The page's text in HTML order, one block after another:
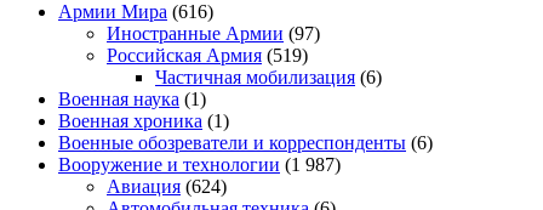
Армии Мира (616)
Иностранные Армии (97)
Российская Армия (519)
Частичная мобилизация (6)
Военная наука (1)
Военная хроника (1)
Военные обозреватели и корреспонденты (6)
Вооружение и технологии (1 987)
Авиация (624)